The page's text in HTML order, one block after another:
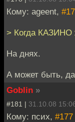
Кому: ageent,
> Когда КАЗИНО
На днях.
А может быть,
Goblin »
#181 | 31.10.08
Кому: псих, #177